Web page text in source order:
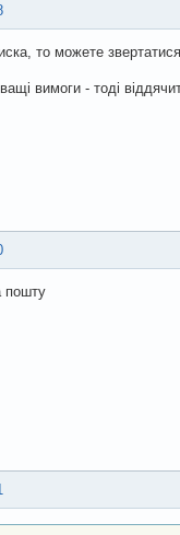
то можете
вимоги - тоді
пошту